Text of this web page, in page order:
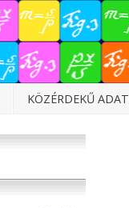
KÖZÉRDEKŰ